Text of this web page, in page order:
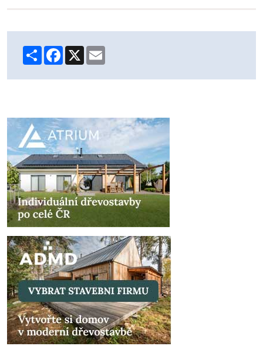
ShareFacebook
X